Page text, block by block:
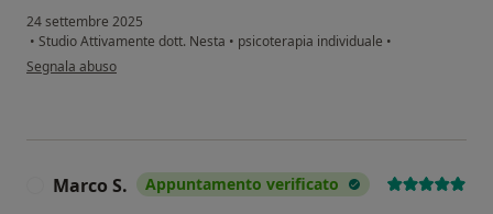
24 settembre 2025
• Studio Attivamente dott. Nesta • psicoterapia individuale •
secondo l'opinione dell'utente Fi B
Segnala abuso
Marco S. Appuntamento verificato